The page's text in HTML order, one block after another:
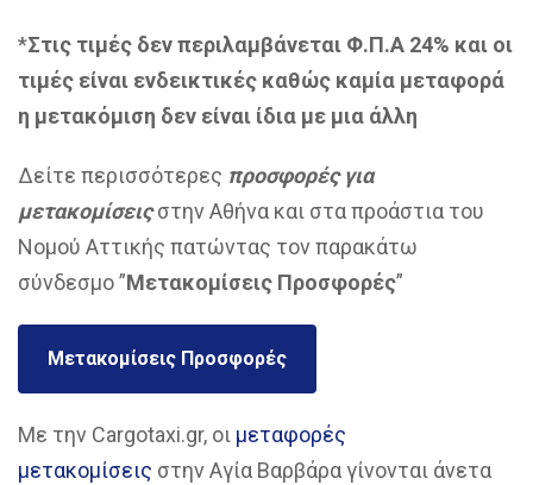
*Στις τιμές δεν περιλαμβάνεται Φ.Π.Α 24% και οι
τιμές είναι ενδεικτικές καθώς καμία μεταφορά
η μετακόμιση δεν είναι ίδια με μια άλλη
Δείτε περισσότερες προσφορές για
μετακομίσειςστην Αθήνα και στα προάστια του
Νομού Αττικής πατώντας τον παρακάτω
σύνδεσμο ”Μετακομίσεις Προσφορές”
Μετακομίσεις Προσφορές
Με την Cargotaxi.gr, οι μεταφορές
μετακομίσεις στην Αγία Βαρβάρα γίνονται άνετα